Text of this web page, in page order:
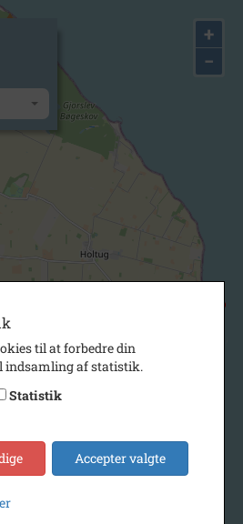
+
−
til at forbedre din
indsamling af statistik.
Statistik
Accepter valgte